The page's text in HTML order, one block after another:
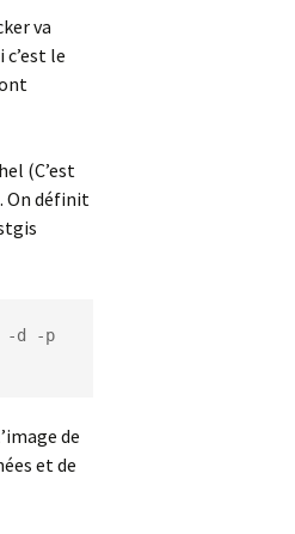
va
c’est le
(C’est
On définit
-d -p
de
et de